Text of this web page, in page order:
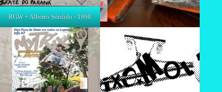
RGW + Alberto Sórdido - 1998